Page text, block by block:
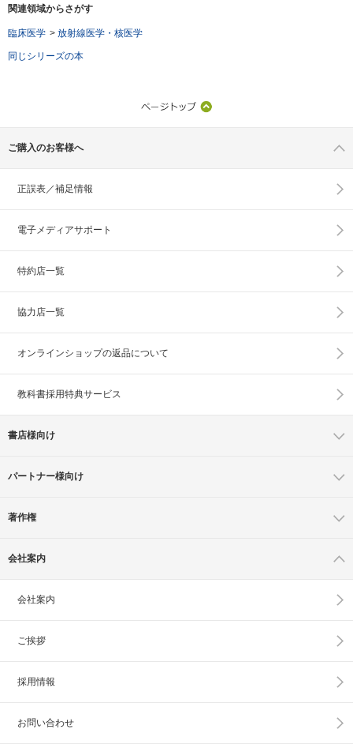
関連領域からさがす
臨床医学 > 放射線医学・核医学
同じシリーズの本
ご購入のお客様へ
正誤表／補足情報
電子メディアサポート
特約店一覧
協力店一覧
オンラインショップの返品について
教科書採用特典サービス
書店様向け
パートナー様向け
著作権
会社案内
会社案内
ご挨拶
採用情報
お問い合わせ